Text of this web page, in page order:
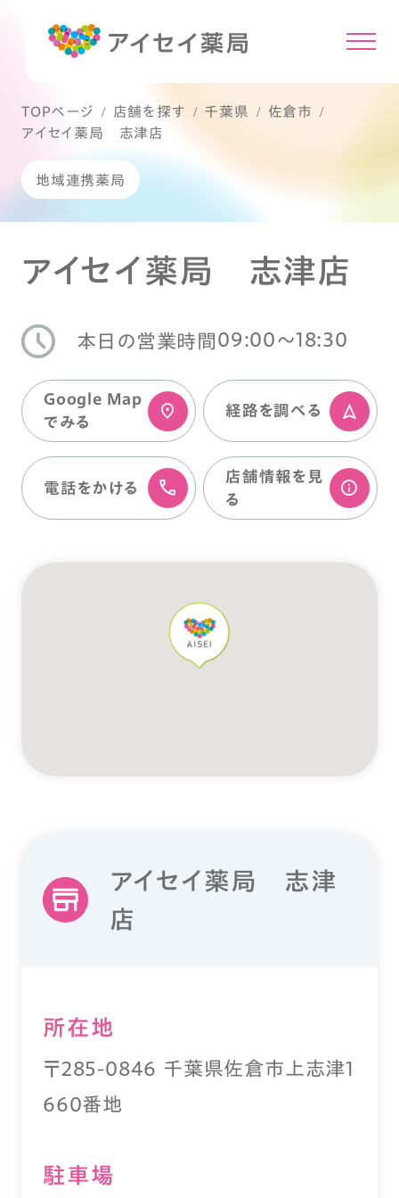
TOPページ 店舗を探す 千葉県
佐倉市
アイセイ薬局 志津店
地域連携薬局
アイセイ薬局 志津店
本日の営業時間 09:00〜18:30
Google Map
でみる
経路を調べる
電話をかける
店舗情報を⾒
る
アイセイ薬局 志津
店
所在地
〒285-0846 千葉県佐倉市上志津1
660番地
駐⾞場